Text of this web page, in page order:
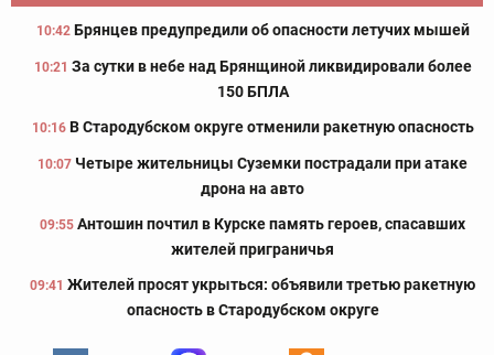
10:42 Брянцев предупредили об опасности летучих мышей
10:21 За сутки в небе над Брянщиной ликвидировали более
150 БПЛА
10:16 В Стародубском округе отменили ракетную опасность
10:07 Четыре жительницы Суземки пострадали при атаке
дрона на авто
09:55 Антошин почтил в Курске память героев, спасавших
жителей приграничья
09:41 Жителей просят укрыться: объявили третью ракетную
опасность в Стародубском округе